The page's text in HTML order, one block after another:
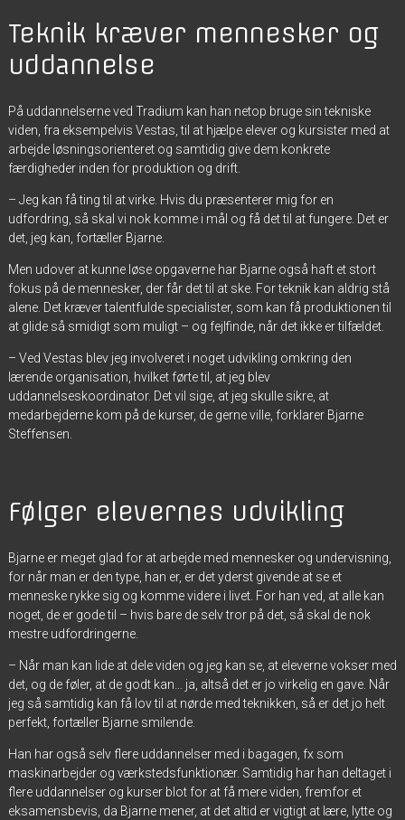
Teknik kræver mennesker og
uddannelse
På uddannelserne ved Tradium kan han netop bruge sin tekniske
viden, fra eksempelvis Vestas, til at hjælpe elever og kursister med at
arbejde løsningsorienteret og samtidig give dem konkrete
færdigheder inden for produktion og drift.
– Jeg kan få ting til at virke. Hvis du præsenterer mig for en
udfordring, så skal vi nok komme i mål og få det til at fungere. Det er
det, jeg kan, fortæller Bjarne.
Men udover at kunne løse opgaverne har Bjarne også haft et stort
fokus på de mennesker, der får det til at ske. For teknik kan aldrig stå
alene. Det kræver talentfulde specialister, som kan få produktionen til
at glide så smidigt som muligt – og fejlfinde, når det ikke er tilfældet.
– Ved Vestas blev jeg involveret i noget udvikling omkring den
lærende organisation, hvilket førte til, at jeg blev
uddannelseskoordinator. Det vil sige, at jeg skulle sikre, at
medarbejderne kom på de kurser, de gerne ville, forklarer Bjarne
Steffensen.
Følger elevernes udvikling
Bjarne er meget glad for at arbejde med mennesker og undervisning,
for når man er den type, han er, er det yderst givende at se et
menneske rykke sig og komme videre i livet. For han ved, at alle kan
noget, de er gode til – hvis bare de selv tror på det, så skal de nok
mestre udfordringerne.
– Når man kan lide at dele viden og jeg kan se, at eleverne vokser med
det, og de føler, at de godt kan… ja, altså det er jo virkelig en gave. Når
jeg så samtidig kan få lov til at nørde med teknikken, så er det jo helt
perfekt, fortæller Bjarne smilende.
Han har også selv flere uddannelser med i bagagen, fx som
maskinarbejder og værkstedsfunktionær. Samtidig har han deltaget i
flere uddannelser og kurser blot for at få mere viden, fremfor et
eksamensbevis, da Bjarne mener, at det altid er vigtigt at lære, lytte og